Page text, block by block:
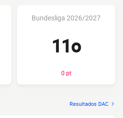
Bundesliga 2026/2027
11o
0 pt
Resultados DAC